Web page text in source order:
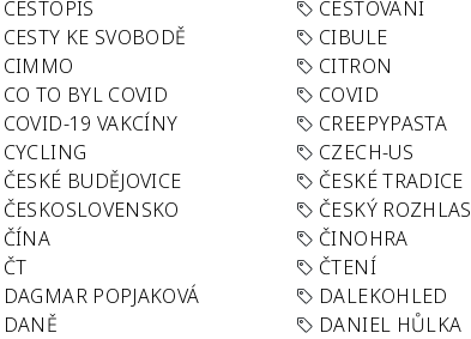
CESTOPIS
CESTOVÁNÍ
CESTY KE SVOBODĚ
CIBULE
CIMMO
CITRON
CO TO BYL COVID
COVID
COVID-19 VAKCÍNY
CREEPYPASTA
CYCLING
CZECH-US
ČESKÉ BUDĚJOVICE
ČESKÉ TRADICE
ČESKOSLOVENSKO
ČESKÝ ROZHLAS
ČÍNA
ČINOHRA
ČT
ČTENÍ
DAGMAR POPJAKOVÁ
DALEKOHLED
DANĚ
DANIEL HŮLKA